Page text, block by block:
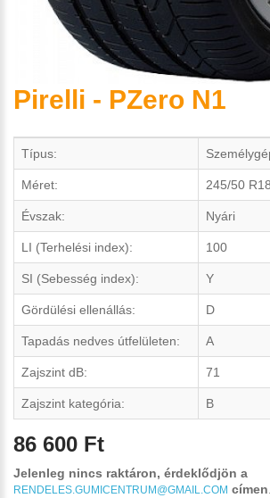
Pirelli - PZero N1
Típus:
Méret: 245/50 R18
Évszak: Nyári
LI (Terhelési index): 100
SI (Sebesség index): Y
Gördülési ellenállás: D
Tapadás nedves útfelületen: A
Zajszint dB: 71
Zajszint kategória: B
86 600 Ft
Jelenleg nincs raktáron, érdeklődjön a
RENDELES.GUMICENTRUM@GMAIL.COM címen.